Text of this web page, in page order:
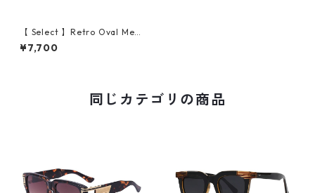
【 Select 】Retro Oval Meta
l Flame Sunglasses (Gold/Cl
ear)
¥7,700
同じカテゴリの商品